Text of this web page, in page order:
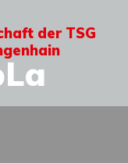
der TSG